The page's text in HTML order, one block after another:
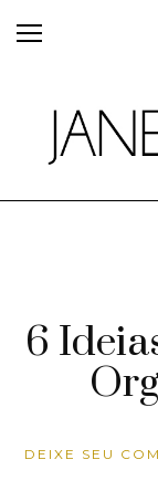
6
DEIXE SEU